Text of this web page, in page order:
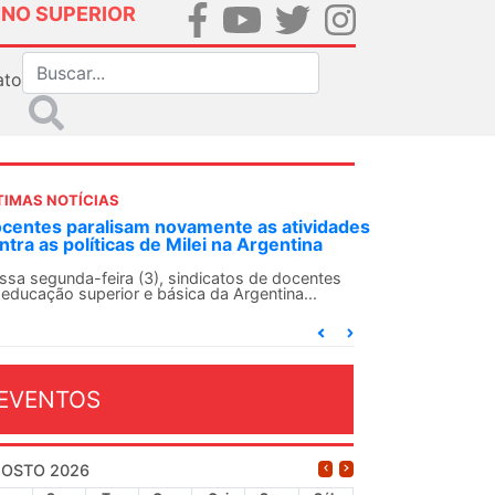
SUPERIOR
NOTÍCIAS
ANDES-SN convoca docentes para Dia de
Solidariedade Internacionalista com Cuba em
13 de agosto
O ANDES-SN conclama suas seções sindicais e o
2026